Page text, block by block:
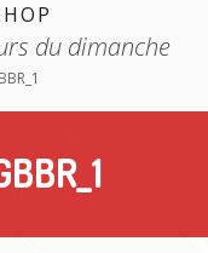
du dimanche